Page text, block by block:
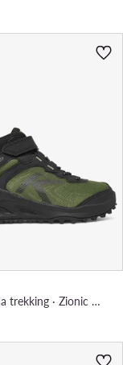
Scarpe da trekking · Zionic Mid Wp 1031251 · Nero